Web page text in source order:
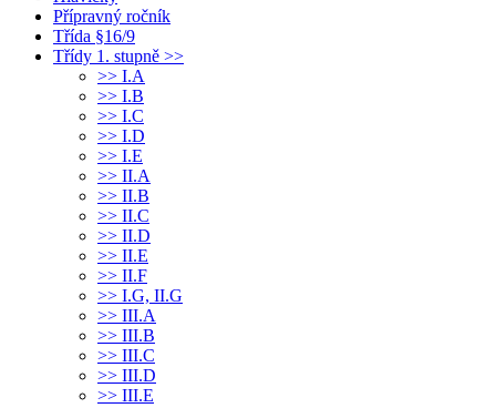
Přípravný ročník
Třída §16/9
Třídy 1. stupně >>
>> I.A
>> I.B
>> I.C
>> I.D
>> I.E
>> II.A
>> II.B
>> II.C
>> II.D
>> II.E
>> II.F
>> I.G, II.G
>> III.A
>> III.B
>> III.C
>> III.D
>> III.E